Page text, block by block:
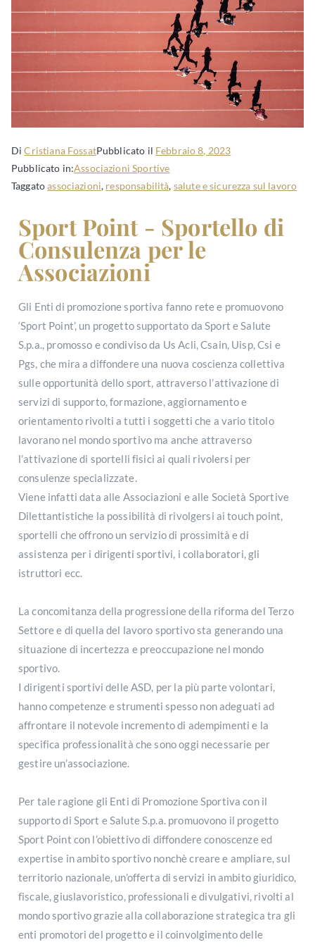
DiCristiana FossatPubblicato il Febbraio 8, 2023
Pubblicato in:Associazioni Sportive
Taggatoassociazioni, responsabilità, salute e sicurezza sul lavoro
Sport Point - Sportello di
Consulenza per le
Associazioni
Gli Enti di promozione sportiva fanno rete e promuovono
‘Sport Point’, un progetto supportato da Sport e Salute
S.p.a., promosso e condiviso da Us Acli, Csain, Uisp, Csi e
Pgs, che mira a diffondere una nuova coscienza collettiva
sulle opportunità dello sport, attraverso l’attivazione di
servizi di supporto, formazione, aggiornamento e
orientamento rivolti a tutti i soggetti che a vario titolo
lavorano nel mondo sportivo ma anche attraverso
l’attivazione di sportelli fisici ai quali rivolersi per
consulenze specializzate.
Viene infatti data alle Associazioni e alle Società Sportive
Dilettantistiche la possibilità di rivolgersi ai touch point,
sportelli che offrono un servizio di prossimità e di
assistenza per i dirigenti sportivi, i collaboratori, gli
istruttori ecc.
La concomitanza della progressione della riforma del Terzo
Settore e di quella del lavoro sportivo sta generando una
situazione di incertezza e preoccupazione nel mondo
sportivo.
I dirigenti sportivi delle ASD, per la più parte volontari,
hanno competenze e strumenti spesso non adeguati ad
affrontare il notevole incremento di adempimenti e la
specifica professionalità che sono oggi necessarie per
gestire un’associazione.
Per tale ragione gli Enti di Promozione Sportiva con il
supporto di Sport e Salute S.p.a. promuovono il progetto
Sport Point con l’obiettivo di diffondere conoscenze ed
expertise in ambito sportivo nonchè creare e ampliare, sul
territorio nazionale, un’offerta di servizi in ambito giuridico,
fiscale, giuslavoristico, professionali e divulgativi, rivolti al
mondo sportivo grazie alla collaborazione strategica tra gli
enti promotori del progetto e il coinvolgimento delle